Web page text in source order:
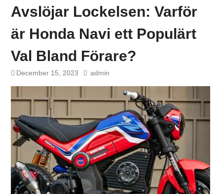
Avslöjar Lockelsen: Varför
är Honda Navi ett Populärt
Val Bland Förare?
December 15, 2023 admin